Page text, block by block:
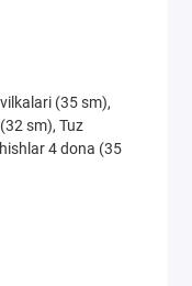
(35 sm),
sm), Tuz
4 dona (35